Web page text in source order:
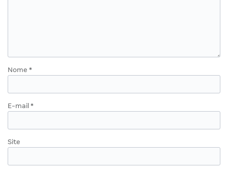
Nome *
E-mail *
Site